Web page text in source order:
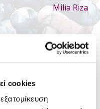
cookies
Milia Riza